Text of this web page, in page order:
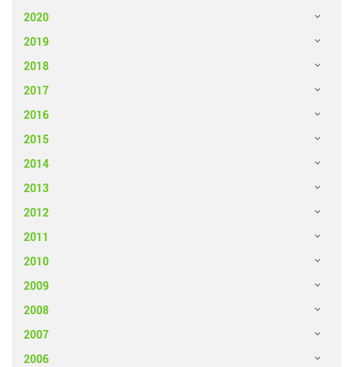
2020
2019
2018
2017
2016
2015
2014
2013
2012
2011
2010
2009
2008
2007
2006